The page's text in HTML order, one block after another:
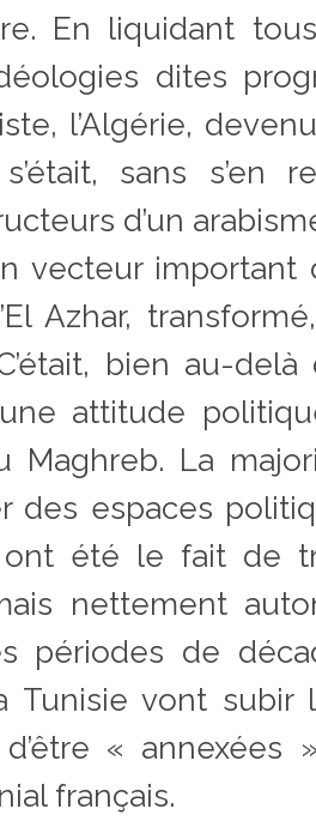
En liquidant
dites
l’Algérie,
sans s’en
d’un
vecteur important
Azhar,
bien au-
attitude
Maghreb. La
des espaces
ont été le fait de
nettement
périodes de
Tunisie vont
«
français.